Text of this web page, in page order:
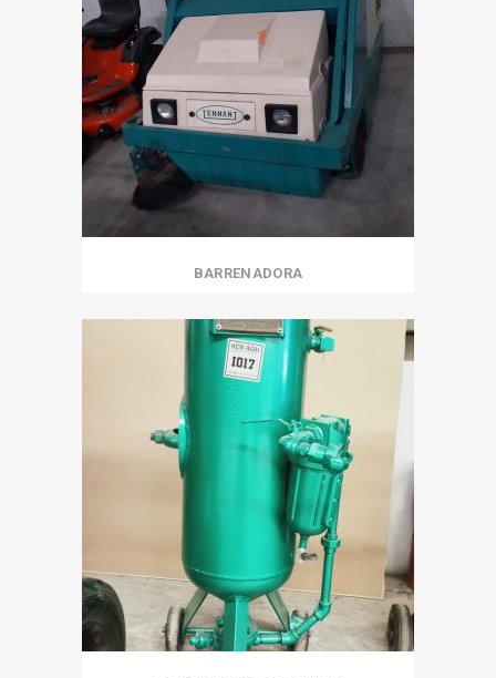
BARRENADORA